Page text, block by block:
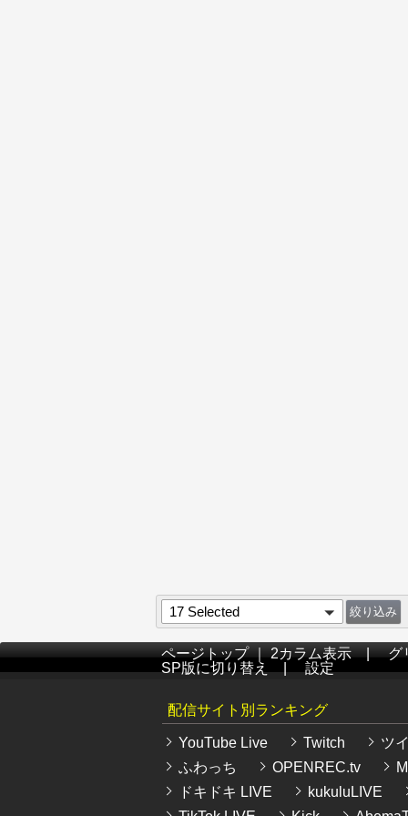
17 Selected
ページトップ｜2カラム表示|グ
SP版に切り替え
設定
配信サイト別ランキング
YouTube Live Twitch
ツ
ふわっち
OPENREC.tv
ドキドキ LIVE
kukuluLIVE